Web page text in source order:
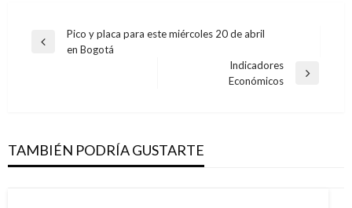
Navegación
Entrada
Pico y placa para este miércoles 20 de abril
en Bogotá
Indicadores
Económicos
TAMBIÉN PODRÍA GUSTARTE